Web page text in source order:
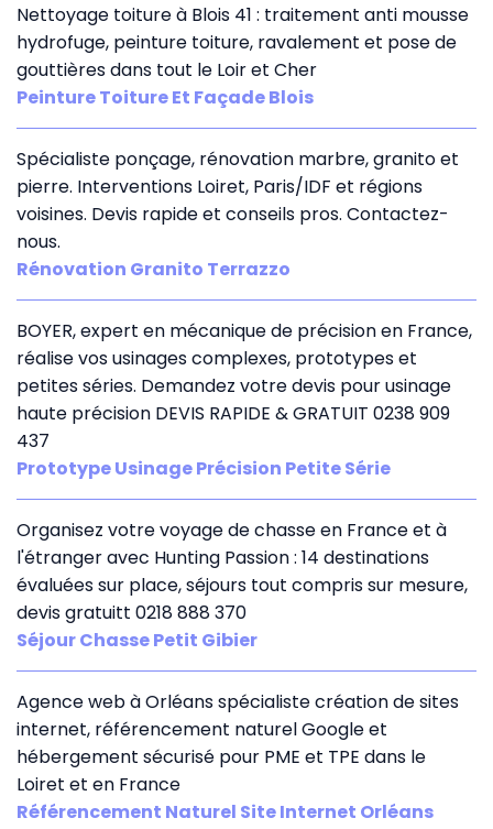
Nettoyage toiture à Blois 41 : traitement anti mousse
hydrofuge, peinture toiture, ravalement et pose de
gouttières dans tout le Loir et Cher
Peinture Toiture Et Façade Blois
Spécialiste ponçage, rénovation marbre, granito et
pierre. Interventions Loiret, Paris/IDF et régions
voisines. Devis rapide et conseils pros. Contactez-
nous.
Rénovation Granito Terrazzo
BOYER, expert en mécanique de précision en France,
réalise vos usinages complexes, prototypes et
petites séries. Demandez votre devis pour usinage
haute précision DEVIS RAPIDE & GRATUIT 0238 909
437
Prototype Usinage Précision Petite Série
Organisez votre voyage de chasse en France et à
l'étranger avec Hunting Passion : 14 destinations
évaluées sur place, séjours tout compris sur mesure,
devis gratuitt 0218 888 370
Séjour Chasse Petit Gibier
Agence web à Orléans spécialiste création de sites
internet, référencement naturel Google et
hébergement sécurisé pour PME et TPE dans le
Loiret et en France
Référencement Naturel Site Internet Orléans